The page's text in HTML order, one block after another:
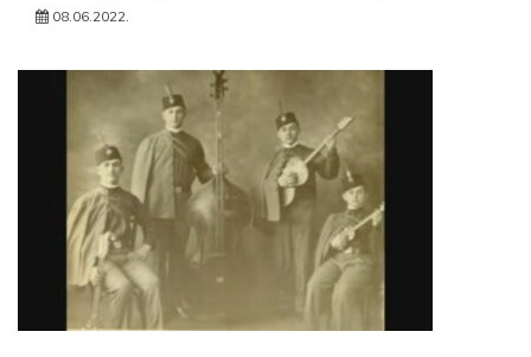
08.06.2022.